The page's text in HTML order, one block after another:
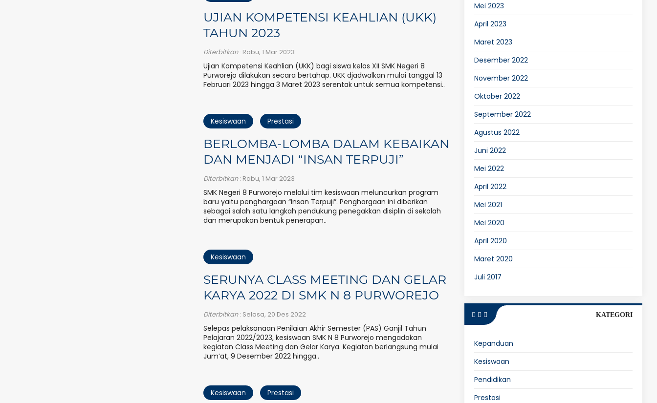
UJIAN KOMPETENSI KEAHLIAN (UKK)
TAHUN 2023
Diterbitkan: Rabu, 1 Mar 2023
Ujian Kompetensi Keahlian (UKK) bagi siswa kelas XII SMK Negeri 8
Purworejo dilakukan secara bertahap. UKK djadwalkan mulai tanggal 13
Februari 2023 hingga 3 Maret 2023 serentak untuk semua kompetensi..
Kesiswaan Prestasi
BERLOMBA-LOMBA DALAM KEBAIKAN
DAN MENJADI “INSAN TERPUJI”
Diterbitkan: Rabu, 1 Mar 2023
SMK Negeri 8 Purworejo melalui tim kesiswaan meluncurkan program
baru yaitu penghargaan “Insan Terpuji”. Penghargaan ini diberikan
sebagai salah satu langkah pendukung penegakkan disiplin di sekolah
dan merupakan bentuk penerapan..
Kesiswaan
SERUNYA CLASS MEETING DAN GELAR
KARYA 2022 DI SMK N 8 PURWOREJO
Diterbitkan: Selasa, 20 Des 2022
Selepas pelaksanaan Penilaian Akhir Semester (PAS) Ganjil Tahun
Pelajaran 2022/2023, kesiswaan SMK N 8 Purworejo mengadakan
kegiatan Class Meeting dan Gelar Karya. Kegiatan berlangsung mulai
Jum’at, 9 Desember 2022 hingga..
Kesiswaan Prestasi
Mei 2023
April 2023
Maret 2023
Desember 2022
November 2022
Oktober 2022
September 2022
Agustus 2022
Juni 2022
Mei 2022
April 2022
Mei 2021
Mei 2020
April 2020
Maret 2020
Juli 2017
KATEGORI
Kepanduan
Kesiswaan
Pendidikan
Prestasi